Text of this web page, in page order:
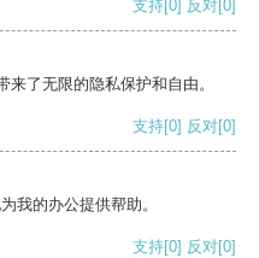
支持[0] 反对[0]
了无限的隐私保护和自由。
支持[0] 反对[0]
我的办公提供帮助。
支持[0] 反对[0]